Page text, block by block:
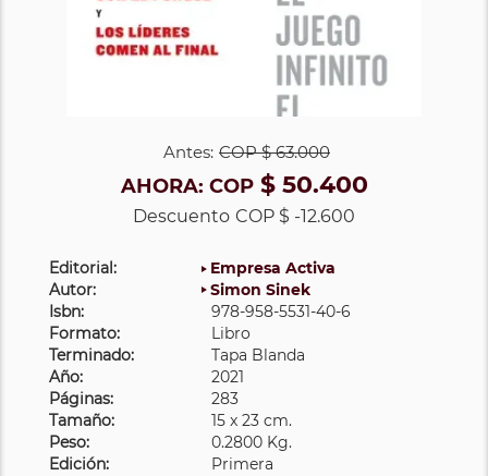
Antes: COP$ 63.000
AHORA: COP$ 50.400
Descuento COP $ -12.600
Editorial:
Empresa Activa
Autor:
Simon Sinek
Isbn:
978-958-5531-40-6
Formato:
Libro
Terminado:
Tapa Blanda
Año:
2021
Páginas:
283
Tamaño:
15 x 23 cm.
Peso:
0.2800 Kg.
Edición:
Primera